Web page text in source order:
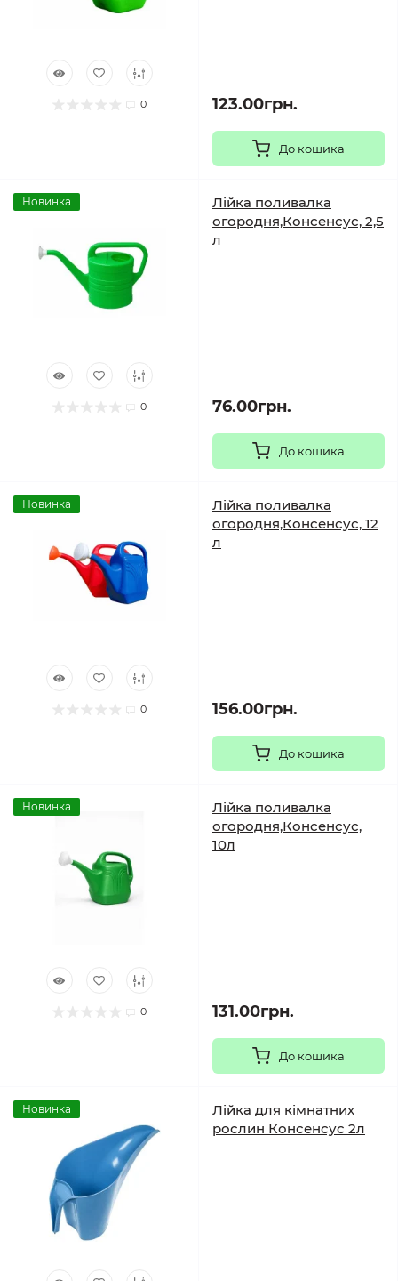
0 123.00грн.
До кошика
Новинка
0
Лійка поливалка
огородня,Консенсус, 2,5
л
76.00грн.
До кошика
Новинка
0
Лійка поливалка
огородня,Консенсус, 12
л
156.00грн.
До кошика
Новинка
0
Лійка поливалка
огородня,Консенсус,
10л
131.00грн.
До кошика
Новинка
Лійка для кімнатних
рослин Консенсус 2л